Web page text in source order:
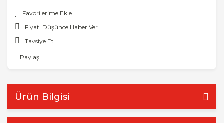
Fiyatı Düşünce Haber Ver
Tavsiye Et
Paylaş
Ürün Bilgisi